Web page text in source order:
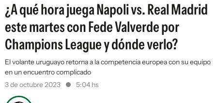
¿A qué hora juega Napoli vs. Real Madrid
este martes con Fede Valverde por
Champions League y dónde verlo?
El volante uruguayo retorna a la competencia europea con su equipo
en un encuentro complicado
3 de octubre 2023
5:04 hs